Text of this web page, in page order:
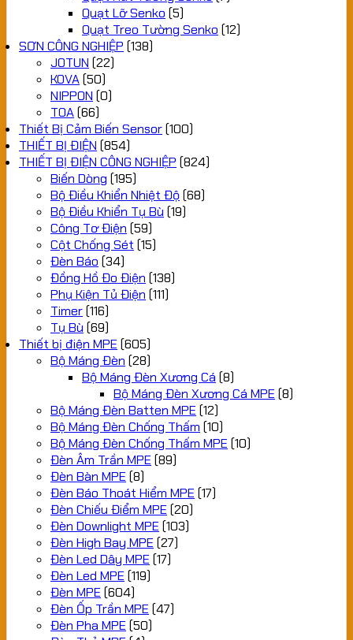
Quạt Lỡ Senko (5)
Quạt Treo Tường Senko (12)
SƠN CÔNG NGHIỆP (138)
JOTUN (22)
KOVA(50)
NIPPON (0)
TOA(66)
Thiết Bị Cảm Biến Sensor(100)
THIẾT BỊ ĐIỆN (854)
THIẾT BỊ ĐIỆN CÔNG NGHIỆP (824)
Biến Dòng (195)
Bộ Điều Khiển Nhiệt Độ (68)
Bộ Điều Khiển Tụ Bù (19)
Công Tơ Điện (59)
Cột Chống Sét (15)
Đèn Báo (34)
Đồng Hồ Đo Điện (138)
Phụ Kiện Tủ Điện (111)
Timer(116)
Tụ Bù (69)
Thiết bị điện MPE (605)
Bộ Máng Đèn (28)
Bộ Máng Đèn Xương Cá (8)
Bộ Máng Đèn Xương Cá MPE (8)
Bộ Máng Đèn Batten MPE (12)
Bộ Máng Đèn Chống Thấm (10)
Bộ Máng Đèn Chống Thấm MPE (10)
Đèn Âm Trần MPE (89)
Đèn Bàn MPE (8)
Đèn Báo Thoát Hiểm MPE (17)
Đèn Chiếu Điểm MPE (20)
Đèn Downlight MPE (103)
Đèn High Bay MPE (27)
Đèn Led Dây MPE (17)
Đèn Led MPE (119)
Đèn MPE (604)
Đèn Ốp Trần MPE (47)
Đèn Pha MPE (50)